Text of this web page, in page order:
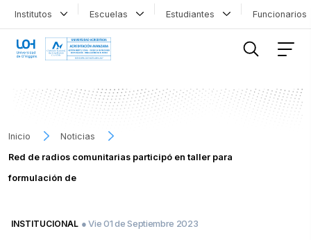
Institutos Escuelas Estudiantes
Inicio
Noticias
Red de radios comunitarias participó en taller para
formulación de
INSTITUCIONAL ● Vie 01 de Septiembre 2023